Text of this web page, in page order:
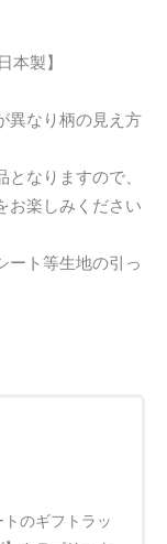
製】
異なり柄の見え方
なりますので、
お楽しみください
ート等生地の引っ
のギフトラッ